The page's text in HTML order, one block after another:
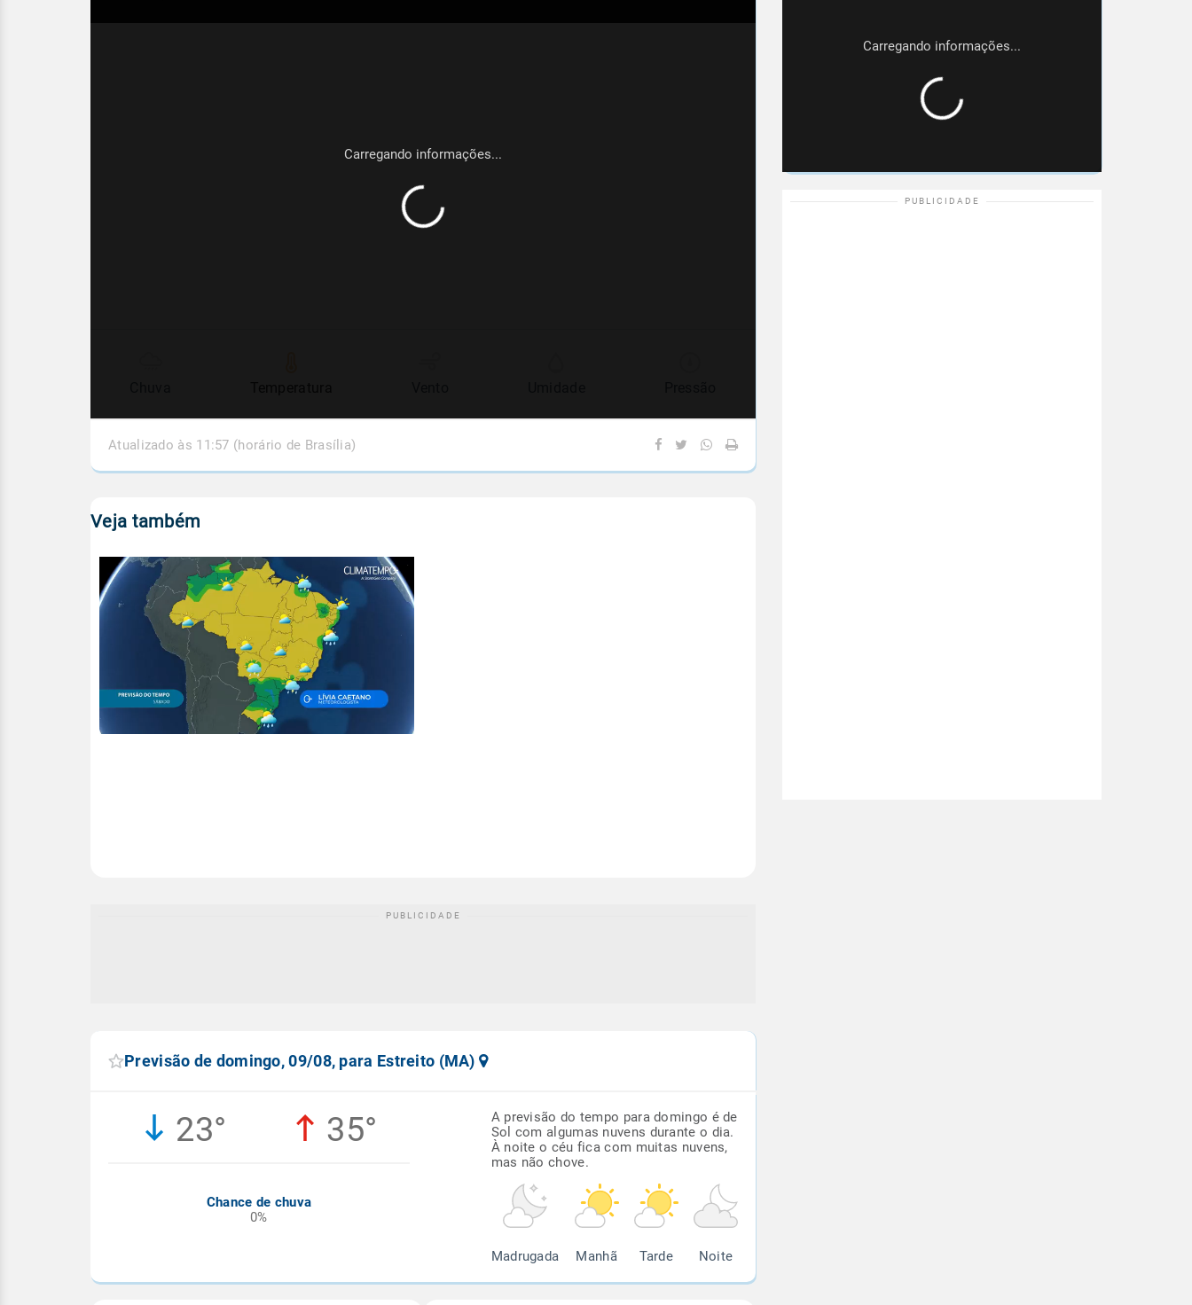
Atualizado às 11:57 (horário de Brasília)
Veja também
Previsão de domingo, 09/08, para Estreito (MA)
23° 35°
Chance de chuva
0%
A previsão do tempo para domingo é de
Sol com algumas nuvens durante o dia.
À noite o céu fica com muitas nuvens,
mas não chove.
Madrugada Manhã Tarde Noite